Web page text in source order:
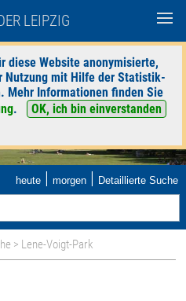
LEIPZIG
diese Website anonymisierte,
Nutzung mit Hilfe der Statistik-
Mehr Informationen finden Sie
.
OK, ich bin einverstanden
heute | morgen | Detaillierte Suche
> Lene-Voigt-Park